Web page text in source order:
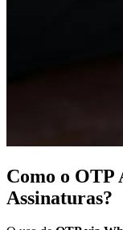
Como o OTP
Assinaturas?